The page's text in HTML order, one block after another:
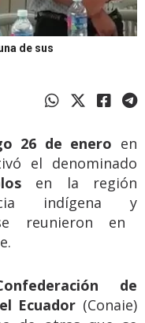
de sus
26 de enero en
el denominado
en la región
indígena y
reunieron en
de
Ecuador (Conaie)